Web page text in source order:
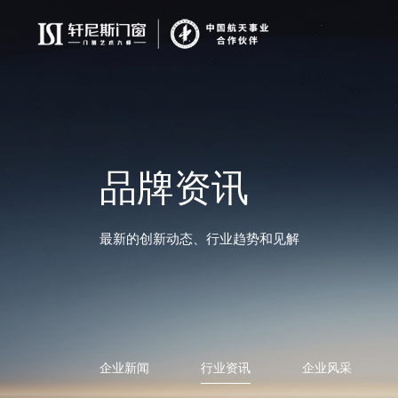
品牌资讯
最新的创新动态、行业趋势和见解
企业新闻 行业资讯 企业风采